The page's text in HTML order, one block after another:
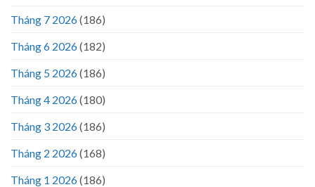
Tháng 7 2026(186)
Tháng 6 2026(182)
Tháng 5 2026(186)
Tháng 4 2026(180)
Tháng 3 2026(186)
Tháng 2 2026(168)
Tháng 1 2026(186)